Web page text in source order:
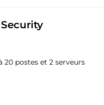
20 postes et 2 serveurs